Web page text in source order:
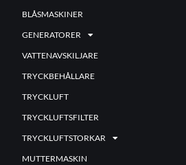
BLÅSMASKINER
GENERATORER
VATTENAVSKILJARE
TRYCKBEHÅLLARE
TRYCKLUFT
TRYCKLUFTSFILTER
TRYCKLUFTSTORKAR
MUTTERMASKIN